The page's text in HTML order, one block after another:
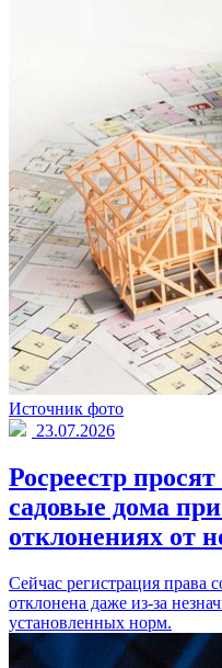
Источник фото
23.07.2026
Росреестр
садовые дома
отклонениях от
Сейчас регистрация права
отклонена даже из-за
установленных норм.